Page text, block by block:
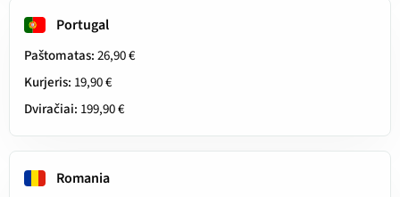
Portugal
Paštomatas:26,90 €
Kurjeris: 19,90 €
Dviračiai: 199,90 €
Romania